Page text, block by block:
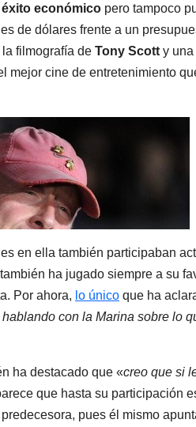
éxito económico pero tampoco
de dólares frente a un
filmografía de Tony Scott y
mejor cine de entretenimiento
en ella también participaban
ha jugado siempre a su
Por ahora, lo único que ha
con la Marina sobre lo
ha destacado que «creo que si
que hasta su participación
pues él mismo